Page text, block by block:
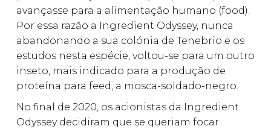
avançasse para a alimentação humano (food).
Por essa razão a Ingredient Odyssey, nunca
abandonando a sua colónia de Tenebrio e os
estudos nesta espécie, voltou-se para um outro
inseto, mais indicado para a produção de
proteína para feed, a mosca-soldado-negro.
No final de 2020, os acionistas da Ingredient
Odyssey decidiram que se queriam focar